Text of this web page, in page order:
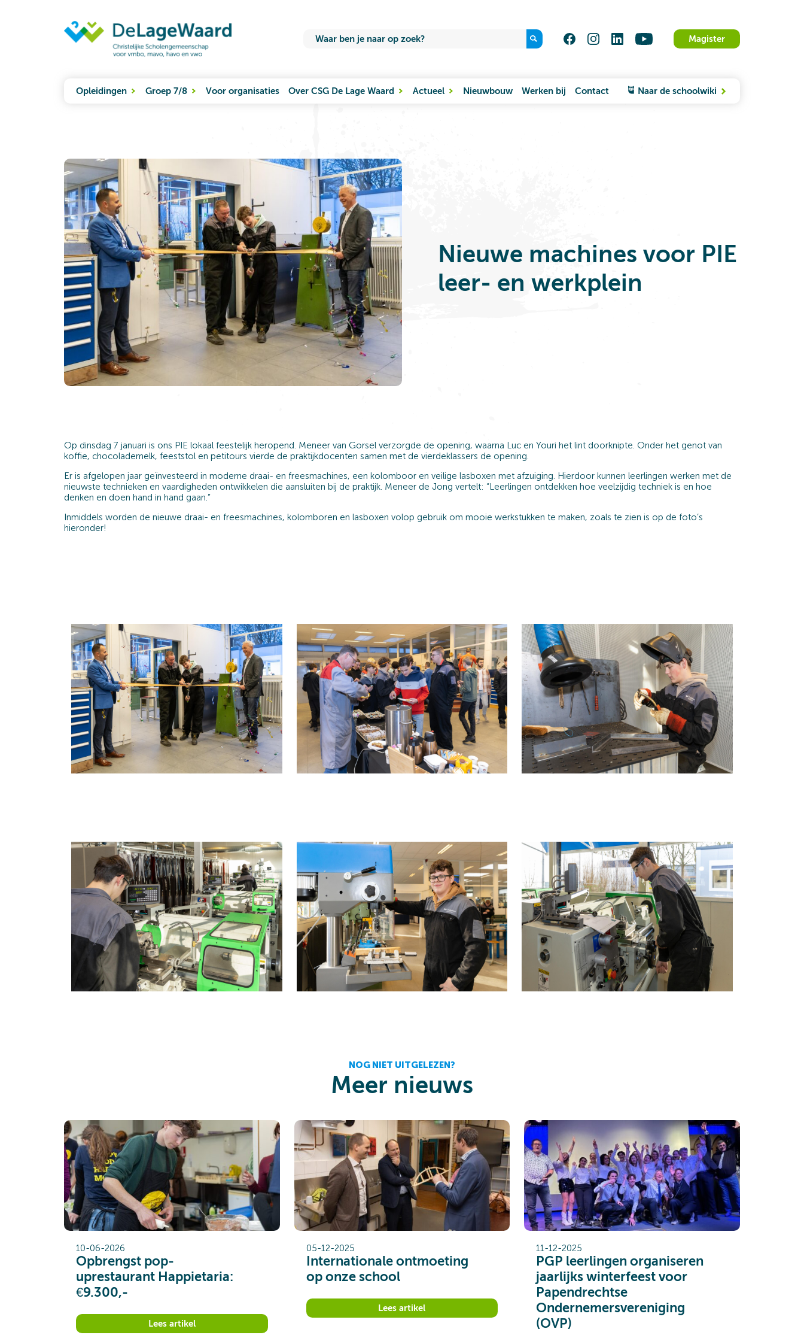
Magister
Opleidingen Groep 7/8 Voor organisaties Over CSG De Lage Waard Actueel Nieuwbouw Werken bij Contact Naar de schoolwiki
Nieuwe machines voor PIE
leer- en werkplein
Op dinsdag 7 januari is ons PIE lokaal feestelijk heropend. Meneer van Gorsel verzorgde de opening, waarna Luc en Youri het lint doorknipte. Onder het genot van
koffie, chocolademelk, feeststol en petitours vierde de praktijkdocenten samen met de vierdeklassers de opening.
Er is afgelopen jaar geïnvesteerd in moderne draai- en freesmachines, een kolomboor en veilige lasboxen met afzuiging. Hierdoor kunnen leerlingen werken met de
nieuwste technieken en vaardigheden ontwikkelen die aansluiten bij de praktijk. Meneer de Jong vertelt: “Leerlingen ontdekken hoe veelzijdig techniek is en hoe
denken en doen hand in hand gaan.”
Inmiddels worden de nieuwe draai- en freesmachines, kolomboren en lasboxen volop gebruik om mooie werkstukken te maken, zoals te zien is op de foto’s
hieronder!
NOG NIET UITGELEZEN?
Meer nieuws
10-06-2026
Opbrengst pop-
uprestaurant Happietaria:
€9.300,-
Lees artikel
05-12-2025
Internationale ontmoeting
op onze school
Lees artikel
11-12-2025
PGP leerlingen organiseren
jaarlijks winterfeest voor
Papendrechtse
Ondernemersvereniging
(OVP)